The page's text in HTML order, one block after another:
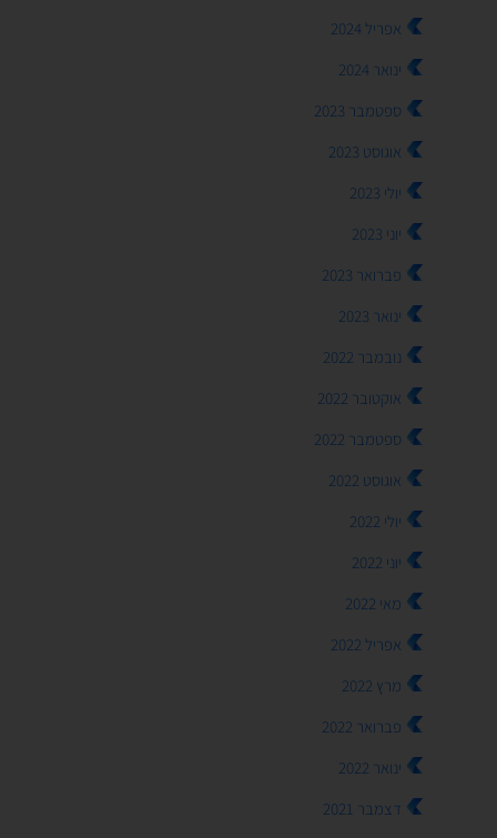
אפריל 2024
ינואר 2024
ספטמבר 2023
אוגוסט 2023
יולי 2023
יוני 2023
פברואר 2023
ינואר 2023
נובמבר 2022
אוקטובר 2022
ספטמבר 2022
אוגוסט 2022
יולי 2022
יוני 2022
מאי 2022
אפריל 2022
מרץ 2022
פברואר 2022
ינואר 2022
דצמבר 2021